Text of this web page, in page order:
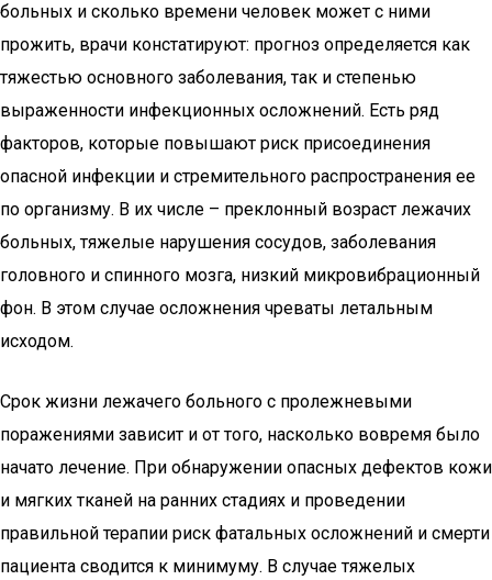
больных и сколько времени человек может с ними
прожить, врачи констатируют: прогноз определяется как
тяжестью основного заболевания, так и степенью
выраженности инфекционных осложнений. Есть ряд
факторов, которые повышают риск присоединения
опасной инфекции и стремительного распространения ее
по организму. В их числе – преклонный возраст лежачих
больных, тяжелые нарушения сосудов, заболевания
головного и спинного мозга, низкий микровибрационный
фон. В этом случае осложнения чреваты летальным
исходом.
Срок жизни лежачего больного с пролежневыми
поражениями зависит и от того, насколько вовремя было
начато лечение. При обнаружении опасных дефектов кожи
и мягких тканей на ранних стадиях и проведении
правильной терапии риск фатальных осложнений и смерти
пациента сводится к минимуму. В случае тяжелых